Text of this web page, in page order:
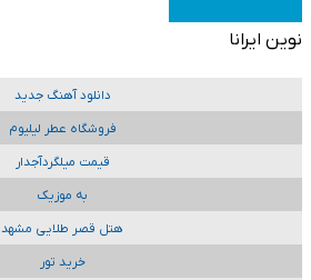
نوین ایرانا
دانلود آهنگ جدید
فروشگاه عطر لیلیوم
قیمت میلگردآجدار
به موزیک
هتل قصر طلایی مشهد
خرید تور